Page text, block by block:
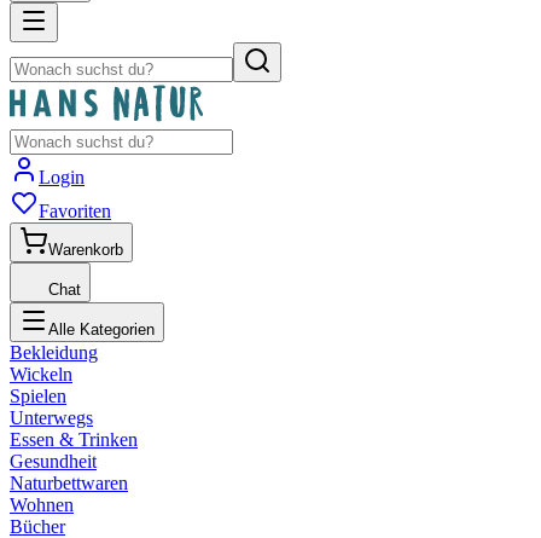
Login
Favoriten
Warenkorb
Chat
Alle Kategorien
Bekleidung
Wickeln
Spielen
Unterwegs
Essen & Trinken
Gesundheit
Naturbettwaren
Wohnen
Bücher